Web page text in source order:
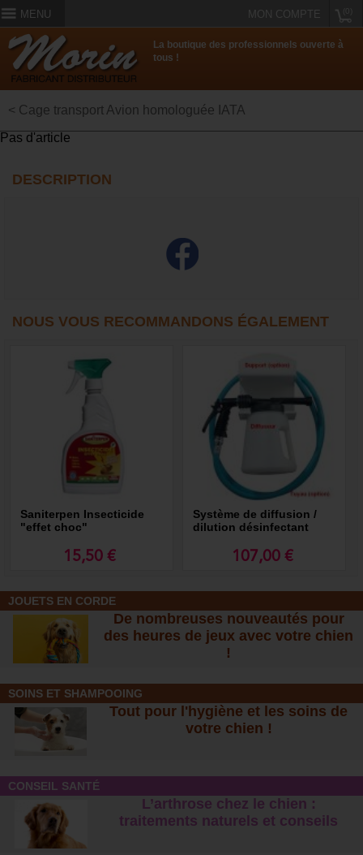
MENU MON COMPTE
La boutique des professionnels ouverte à
tous !
< Cage transport Avion homologuée IATA
Pas d'article
DESCRIPTION
NOUS VOUS RECOMMANDONS ÉGALEMENT
Saniterpen Insecticide
"effet choc"
15,50 €
Système de diffusion /
dilution désinfectant
107,00 €
JOUETS EN CORDE
De nombreuses nouveautés pour
des heures de jeux avec votre chien
!
SOINS ET SHAMPOOING
Tout pour l'hygiène et les soins de
votre chien !
CONSEIL SANTÉ
L’arthrose chez le chien :
traitements naturels et conseil s